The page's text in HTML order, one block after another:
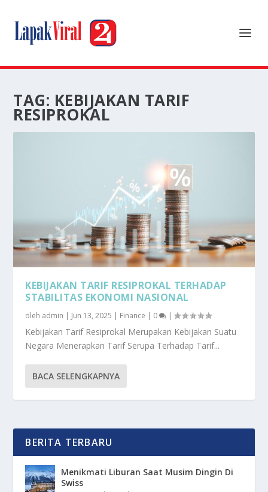
TAG: KEBIJAKAN TARIF
RESIPROKAL
KEBIJAKAN TARIF RESIPROKAL TERHADAP
STABILITAS EKONOMI NASIONAL
oleh admin | Jun 13, 2025 | Finance | 0 |
Kebijakan Tarif Resiprokal Merupakan Kebijakan Suatu
Negara Menerapkan Tarif Serupa Terhadap Tarif...
BACA SELENGKAPNYA
BERITA TERBARU
Menikmati Liburan Saat Musim Dingin Di
Swiss